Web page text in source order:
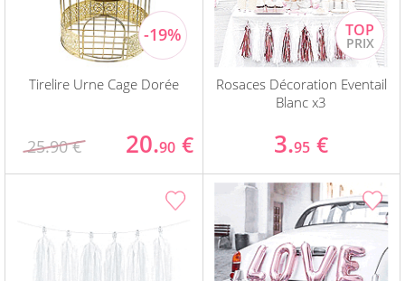
Tirelire Urne Cage Dorée
25.90 € 20.90 €
Rosaces Décoration Eventail
Blanc x3
3.95 €